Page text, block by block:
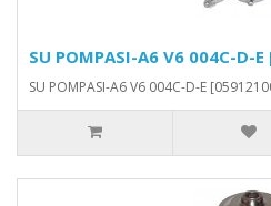
SU POMPASI-A6 V6 004C-D-
SU POMPASI-A6 V6 004C-D-E